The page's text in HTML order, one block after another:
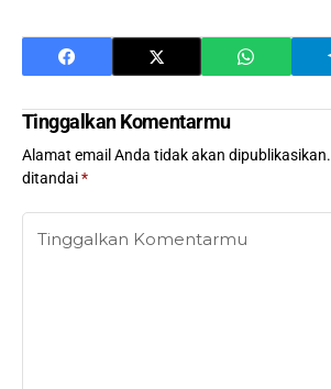
Tinggalkan Komentarmu
Alamat email Anda tidak akan dipublikasikan.
ditandai*